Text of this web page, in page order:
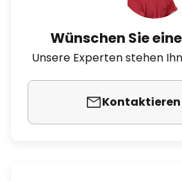
Wünschen Sie
Unsere Experten stehen
Kontaktieren